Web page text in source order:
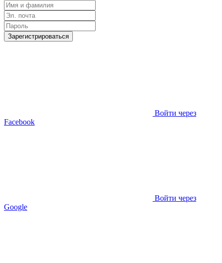
Зарегистрироваться
Войти через
Facebook
Войти через
Google